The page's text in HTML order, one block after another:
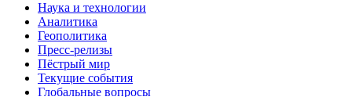
Наука и технологии
Аналитика
Геополитика
Пресс-релизы
Пёстрый мир
Текущие события
Глобальные вопросы